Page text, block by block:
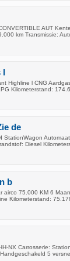
AUT
km Transmissie:
Highline l CNG
Kilometerstand:
de
StationWagon
Diesel
b
airco 75.000 KM 6
Kilometerstand:
NX Carrosserie:
5